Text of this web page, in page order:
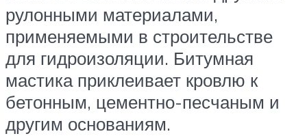
рулонными материалами,
применяемыми в строительстве
для гидроизоляции. Битумная
мастика приклеивает кровлю к
бетонным, цементно-песчаным и
другим основаниям.